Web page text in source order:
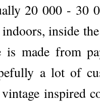
20 000 - 30
inside
is made from
a lot of
inspired